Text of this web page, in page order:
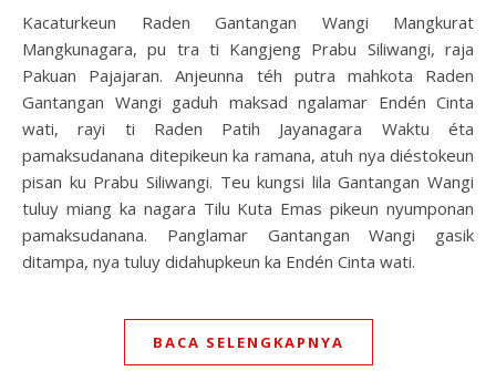
Kacaturkeun Raden Gantangan Wangi Mangkurat
Mangkunagara, pu tra ti Kangjeng Prabu Siliwangi, raja
Pakuan Pajajaran. Anjeunna téh putra mahkota Raden
Gantangan Wangi gaduh maksad ngalamar Endén Cinta
wati, rayi ti Raden Patih Jayanagara Waktu éta
pamaksudanana ditepikeun ka ramana, atuh nya diéstokeun
pisan ku Prabu Siliwangi. Teu kungsi lila Gantangan Wangi
tuluy miang ka nagara Tilu Kuta Emas pikeun nyumponan
pamaksudanana. Panglamar Gantangan Wangi gasik
ditampa, nya tuluy didahupkeun ka Endén Cinta wati.
BACA SELENGKAPNYA